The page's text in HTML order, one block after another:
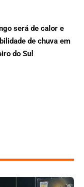
será de calor e
de chuva em
do Sul